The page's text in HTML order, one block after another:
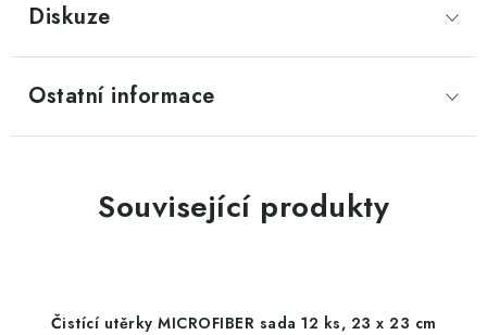
Diskuze
Ostatní informace
Související produkty
Čistící utěrky MICROFIBER sada 12 ks, 23 x 23 cm